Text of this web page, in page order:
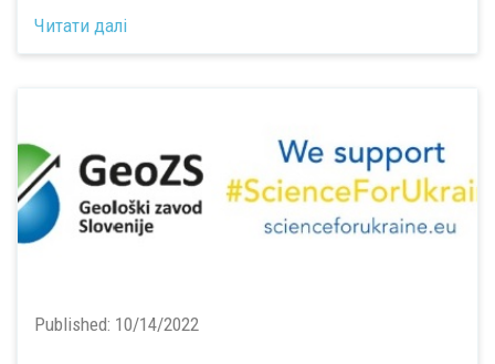
Читати далі
Published: 10/14/2022